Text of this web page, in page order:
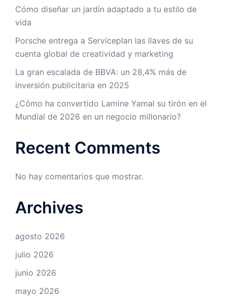
Cómo diseñar un jardín adaptado a tu estilo de
vida
Porsche entrega a Serviceplan las llaves de su
cuenta global de creatividad y marketing
La gran escalada de BBVA: un 28,4% más de
inversión publicitaria en 2025
¿Cómo ha convertido Lamine Yamal su tirón en el
Mundial de 2026 en un negocio millonario?
Recent Comments
No hay comentarios que mostrar.
Archives
agosto 2026
julio 2026
junio 2026
mayo 2026